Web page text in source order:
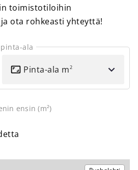
toimistotiloihin
ota rohkeasti yhteyttä!
ala
ALA
Pinta-ala m2
ensin (m²)